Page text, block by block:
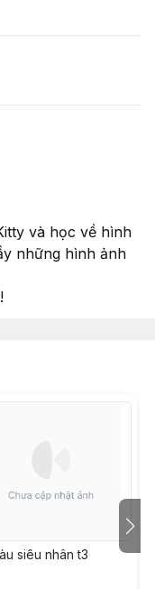
và học về hình
những hình ảnh
siêu nhân t3